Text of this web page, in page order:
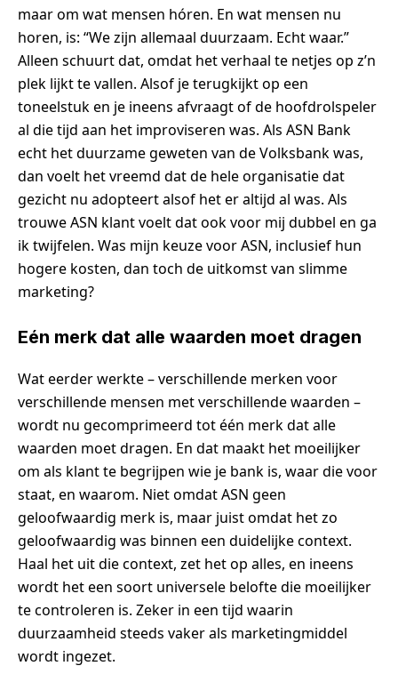
maar om wat mensen hóren. En wat mensen nu
horen, is: “We zijn allemaal duurzaam. Echt waar.”
Alleen schuurt dat, omdat het verhaal te netjes op z’n
plek lijkt te vallen. Alsof je terugkijkt op een
toneelstuk en je ineens afvraagt of de hoofdrolspeler
al die tijd aan het improviseren was. Als ASN Bank
echt het duurzame geweten van de Volksbank was,
dan voelt het vreemd dat de hele organisatie dat
gezicht nu adopteert alsof het er altijd al was. Als
trouwe ASN klant voelt dat ook voor mij dubbel en ga
ik twijfelen. Was mijn keuze voor ASN, inclusief hun
hogere kosten, dan toch de uitkomst van slimme
marketing?
Eén merk dat alle waarden moet dragen
Wat eerder werkte – verschillende merken voor
verschillende mensen met verschillende waarden –
wordt nu gecomprimeerd tot één merk dat alle
waarden moet dragen. En dat maakt het moeilijker
om als klant te begrijpen wie je bank is, waar die voor
staat, en waarom. Niet omdat ASN geen
geloofwaardig merk is, maar juist omdat het zo
geloofwaardig was binnen een duidelijke context.
Haal het uit die context, zet het op alles, en ineens
wordt het een soort universele belofte die moeilijker
te controleren is. Zeker in een tijd waarin
duurzaamheid steeds vaker als marketingmiddel
wordt ingezet.